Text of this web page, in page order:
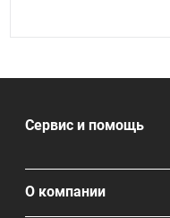
Сервис и помощь
О компании